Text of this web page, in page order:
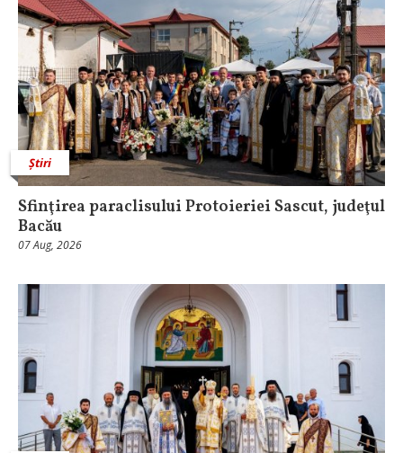
Știri
Sfinţirea paraclisului Protoieriei Sascut, judeţul
Bacău
07 Aug, 2026